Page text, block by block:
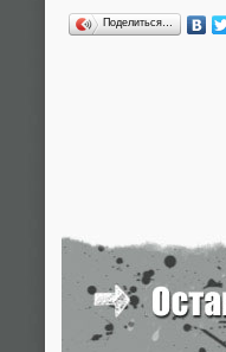
Поделиться…